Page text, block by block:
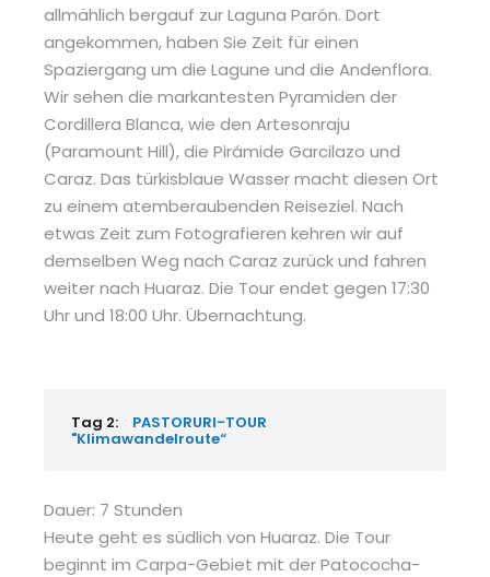
allmählich bergauf zur Laguna Parón. Dort
angekommen, haben Sie Zeit für einen
Spaziergang um die Lagune und die Andenflora.
Wir sehen die markantesten Pyramiden der
Cordillera Blanca, wie den Artesonraju
(Paramount Hill), die Pirámide Garcilazo und
Caraz. Das türkisblaue Wasser macht diesen Ort
zu einem atemberaubenden Reiseziel. Nach
etwas Zeit zum Fotografieren kehren wir auf
demselben Weg nach Caraz zurück und fahren
weiter nach Huaraz. Die Tour endet gegen 17:30
Uhr und 18:00 Uhr. Übernachtung.
Tag 2: PASTORURI-TOUR
"Klimawandelroute“
Dauer: 7 Stunden
Heute geht es südlich von Huaraz. Die Tour
beginnt im Carpa-Gebiet mit der Patococha-